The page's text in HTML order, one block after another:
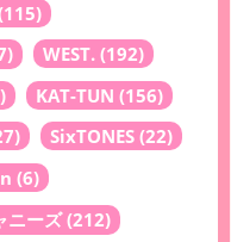
WEST. (192)
KAT-TUN (156)
SixTONES (22)
(6)
ニーズ(212)